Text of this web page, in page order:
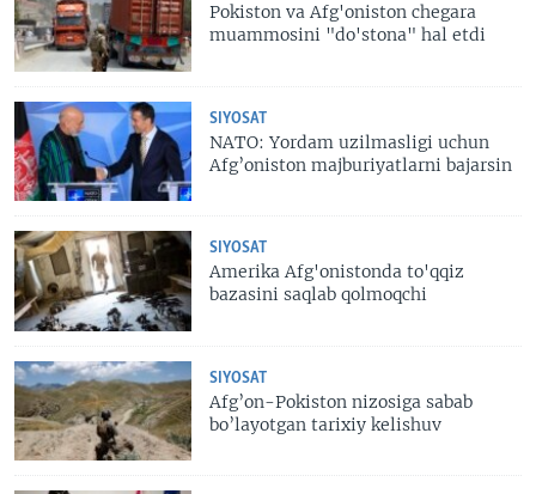
Pokiston va Afg'oniston chegara
muammosini "do'stona" hal etdi
SIYOSAT
NATO: Yordam uzilmasligi uchun
Afg’oniston majburiyatlarni bajarsin
SIYOSAT
Amerika Afg'onistonda to'qqiz
bazasini saqlab qolmoqchi
SIYOSAT
Afg’on-Pokiston nizosiga sabab
bo’layotgan tarixiy kelishuv